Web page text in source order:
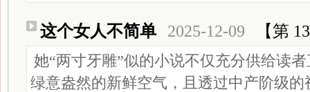
这个女人不简单 2025-12-09 【第
她“两寸牙雕”似的小说不仅充分供给读
绿意盎然的新鲜空气，且透过中产阶级的